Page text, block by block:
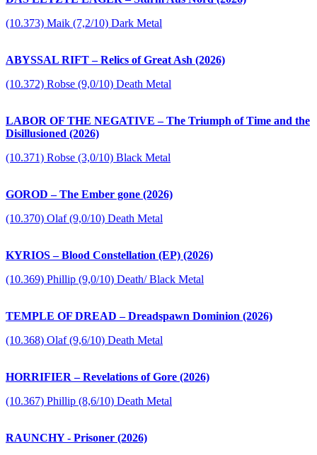
(10.373) Maik (7,2/10) Dark Metal
ABYSSAL RIFT – Relics of Great Ash (2026)
(10.372) Robse (9,0/10) Death Metal
LABOR OF THE NEGATIVE – The Triumph of Time and the
Disillusioned (2026)
(10.371) Robse (3,0/10) Black Metal
GOROD – The Ember gone (2026)
(10.370) Olaf (9,0/10) Death Metal
KYRIOS – Blood Constellation (EP) (2026)
(10.369) Phillip (9,0/10) Death/ Black Metal
TEMPLE OF DREAD – Dreadspawn Dominion (2026)
(10.368) Olaf (9,6/10) Death Metal
HORRIFIER – Revelations of Gore (2026)
(10.367) Phillip (8,6/10) Death Metal
RAUNCHY - Prisoner (2026)